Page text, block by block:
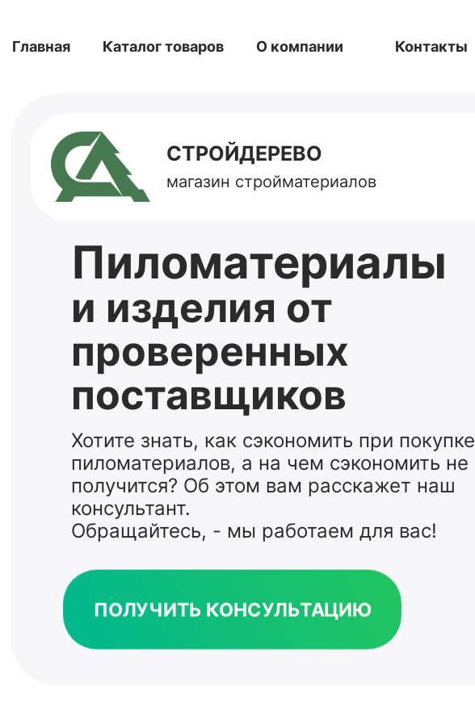
Главная Каталог товаров О компании Контакты
СТРОЙДЕРЕВО
магазин стройматериалов
Пиломатериалы
и изделия от
проверенных
поставщиков
Хотите знать, как сэкономить при покупке
пиломатериалов, а на чем сэкономить не
получится? Об этом вам расскажет наш
консультант.
Обращайтесь, - мы работаем для вас!
ПОЛУЧИТЬ КОНСУЛЬТАЦИЮ